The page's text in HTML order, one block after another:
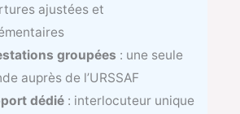
ajustées et
groupées : une seule
auprès de l’URSSAF
dédié: interlocuteur unique